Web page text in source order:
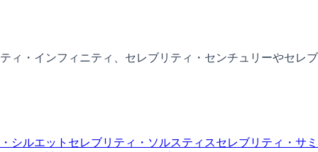
ィ・インフィニティ、セレブリティ・センチュリーやセレブ
シルエット セレブリティ・ソルスティスセレブリティ・サミ